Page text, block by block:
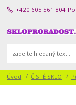
+420 605 561 804
Úvod ČISTÉ SKLO